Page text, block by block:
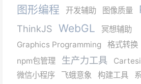
图形编程 开发辅助 图像质量
ThinkJS WebGL
冥想辅助
Graphics Programming
格式转换
npm包管理
生产力工具
微信小程序
飞蛾意象 构建工具